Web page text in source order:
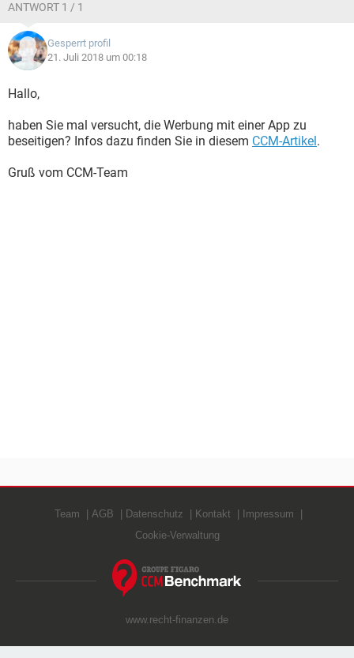
ANTWORT 1 / 1
Gesperrt profil
21. Juli 2018 um 00:18
Hallo,
haben Sie mal versucht, die Werbung mit einer App zu
beseitigen? Infos dazu finden Sie in diesem CCM-Artikel.
Gruß vom CCM-Team
Team AGB Datenschutz Kontakt
Impressum
Cookie-Verwaltung
www.recht-finanzen.de